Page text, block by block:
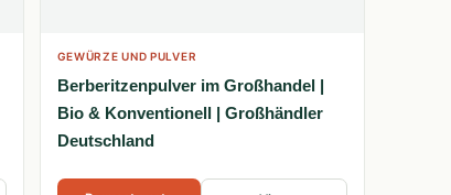
GEWÜRZE UND PULVER
Berberitzenpulver im Großhandel |
Bio & Konventionell | Großhändler
Deutschland